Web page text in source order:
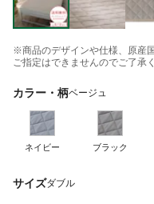
※商品のデザインや仕様、原産
ご指定はできませんのでご了承
カラー・柄ベージュ
ネイビー ブラック
サイズダブル